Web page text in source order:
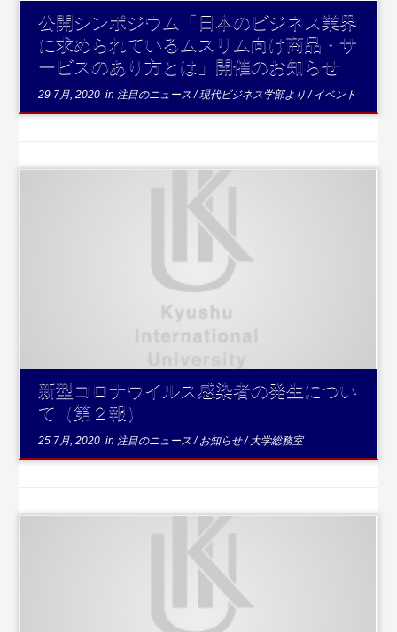
公開シンポジウム「日本のビジネス業界
に求められているムスリム向け商品・サ
ービスのあり方とは」開催のお知らせ
29 7月, 2020 in 注目のニュース/現代ビジネス学部より/ イベント
新型コロナウイルス感染者の発生につい
て（第２報）
25 7月, 2020 in 注目のニュース/お知らせ/ 大学総務室